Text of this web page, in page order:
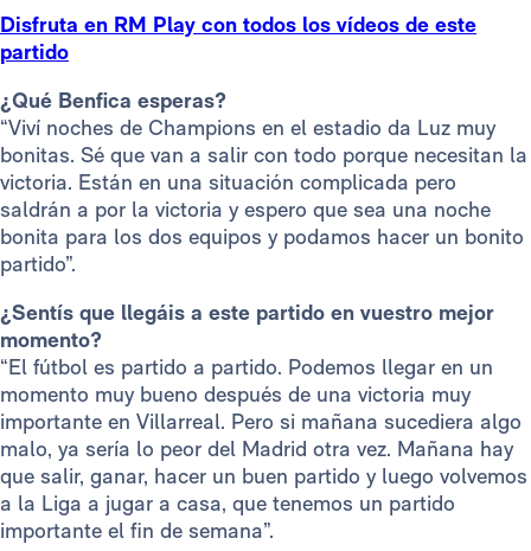
Disfruta en RM Play con todos los vídeos de este
partido
¿Qué Benfica esperas?
“Viví noches de Champions en el estadio da Luz muy
bonitas. Sé que van a salir con todo porque necesitan la
victoria. Están en una situación complicada pero
saldrán a por la victoria y espero que sea una noche
bonita para los dos equipos y podamos hacer un bonito
partido”.
¿Sentís que llegáis a este partido en vuestro mejor
momento?
“El fútbol es partido a partido. Podemos llegar en un
momento muy bueno después de una victoria muy
importante en Villarreal. Pero si mañana sucediera algo
malo, ya sería lo peor del Madrid otra vez. Mañana hay
que salir, ganar, hacer un buen partido y luego volvemos
a la Liga a jugar a casa, que tenemos un partido
importante el fin de semana”.